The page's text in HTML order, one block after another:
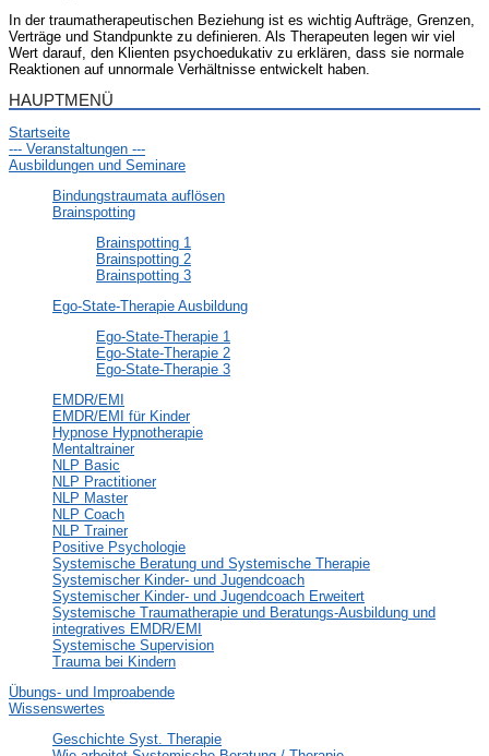
In der traumatherapeutischen Beziehung ist es wichtig Aufträge, Grenzen,
Verträge und Standpunkte zu definieren. Als Therapeuten legen wir viel
Wert darauf, den Klienten psychoedukativ zu erklären, dass sie normale
Reaktionen auf unnormale Verhältnisse entwickelt haben.
HAUPTMENÜ
Startseite
--- Veranstaltungen ---
Ausbildungen und Seminare
Bindungstraumata auflösen
Brainspotting
Brainspotting 1
Brainspotting 2
Brainspotting 3
Ego-State-Therapie Ausbildung
Ego-State-Therapie 1
Ego-State-Therapie 2
Ego-State-Therapie 3
EMDR/EMI
EMDR/EMI für Kinder
Hypnose Hypnotherapie
Mentaltrainer
NLP Basic
NLP Practitioner
NLP Master
NLP Coach
NLP Trainer
Positive Psychologie
Systemische Beratung und Systemische Therapie
Systemischer Kinder- und Jugendcoach
Systemischer Kinder- und Jugendcoach Erweitert
Systemische Traumatherapie und Beratungs-Ausbildung und
integratives EMDR/EMI
Systemische Supervision
Trauma bei Kindern
Übungs- und Improabende
Wissenswertes
Geschichte Syst. Therapie